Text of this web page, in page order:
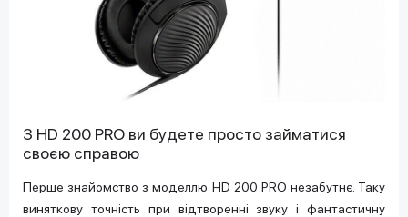
З HD 200 PRO ви будете просто займатися
своєю справою
Перше знайомство з моделлю HD 200 PRO незабутнє. Таку
виняткову точність при відтворенні звуку і фантастичну